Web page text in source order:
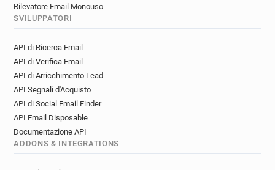
Rilevatore Email Monouso
SVILUPPATORI
API di Ricerca Email
API di Verifica Email
API di Arricchimento Lead
API Segnali d'Acquisto
API di Social Email Finder
API Email Disposable
Documentazione API
ADDONS & INTEGRATIONS